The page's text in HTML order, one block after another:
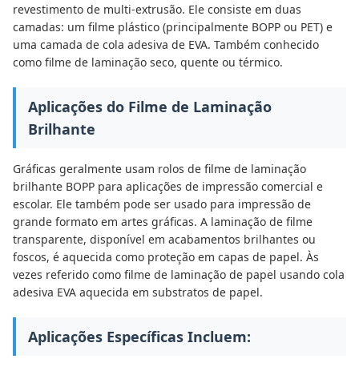
revestimento de multi-extrusão. Ele consiste em duas
camadas: um filme plástico (principalmente BOPP ou PET) e
uma camada de cola adesiva de EVA. Também conhecido
como filme de laminação seco, quente ou térmico.
Aplicações do Filme de Laminação
Brilhante
Gráficas geralmente usam rolos de filme de laminação
brilhante BOPP para aplicações de impressão comercial e
escolar. Ele também pode ser usado para impressão de
grande formato em artes gráficas. A laminação de filme
transparente, disponível em acabamentos brilhantes ou
foscos, é aquecida como proteção em capas de papel. Às
vezes referido como filme de laminação de papel usando cola
adesiva EVA aquecida em substratos de papel.
Aplicações Específicas Incluem: